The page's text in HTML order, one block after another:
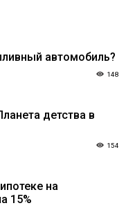
автомобиль?
148
детства в
154
на
15%